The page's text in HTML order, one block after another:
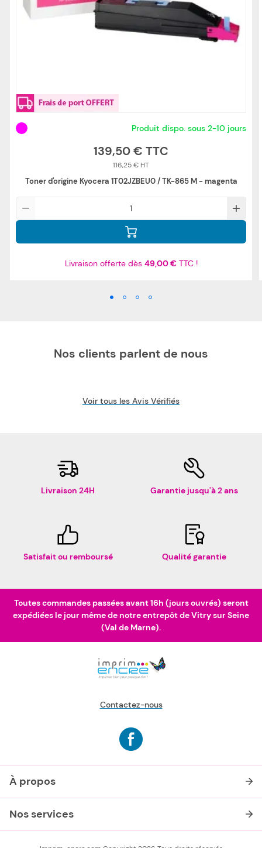
Produit dispo. sous 2-10 jours
139,50 €
116,25 €
Toner d'origine Kyocera 1T02JZBEU0 / TK-865 M - magenta
Livraison offerte dès 49,00 €TTC !
Nos clients parlent de nous
Voir tous les Avis Vérifiés
Livraison 24H Garantie jusqu'à 2 ans
Satisfait ou remboursé Qualité garantie
Toutes commandes passées avant 16h (jours ouvrés) seront
expédiées le jour même de notre entrepôt de Vitry sur Seine
(Val de Marne).
Contactez-nous
À propos
Nos services